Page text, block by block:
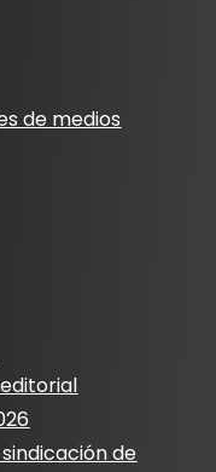
de medios
de